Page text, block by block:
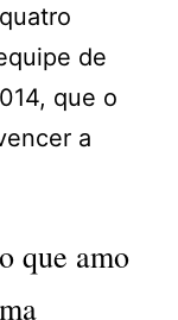
de
que o
a
que amo